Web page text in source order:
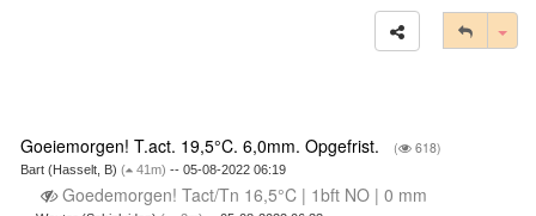
Goeiemorgen! T.act. 19,5°C. 6,0mm. Opgefrist. ( 618)
Bart (Hasselt, B) ( 41m) -- 05-08-2022 06:19
Goedemorgen! Tact/Tn 16,5°C | 1bft NO | 0 mm